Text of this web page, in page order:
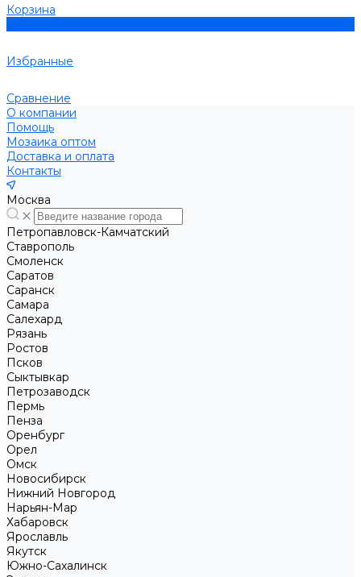
Корзина
Избранные
Сравнение
О компании
Помощь
Мозаика оптом
Доставка и оплата
Контакты
Москва
Петропавловск-Камчатский
Ставрополь
Смоленск
Саратов
Саранск
Самара
Салехард
Рязань
Ростов
Псков
Сыктывкар
Петрозаводск
Пермь
Пенза
Оренбург
Орел
Омск
Новосибирск
Нижний Новгород
Нарьян-Мар
Хабаровск
Ярославль
Якутск
Южно-Сахалинск